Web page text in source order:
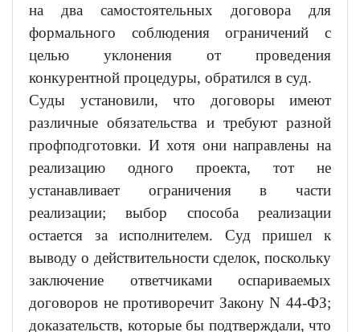
на два самостоятельных договора для
формального соблюдения ограничений с
целью уклонения от проведения
конкурентной процедуры, обратился в суд.
Суды установили, что договоры имеют
различные обязательства и требуют разной
профподготовки. И хотя они направлены на
реализацию одного проекта, тот не
устанавливает ограничения в части
реализации; выбор способа реализации
остается за исполнителем. Суд пришел к
выводу о действительности сделок, поскольку
заключение ответчиками оспариваемых
договоров не противоречит Закону N 44-ФЗ;
доказательств, которые бы подтверждали, что